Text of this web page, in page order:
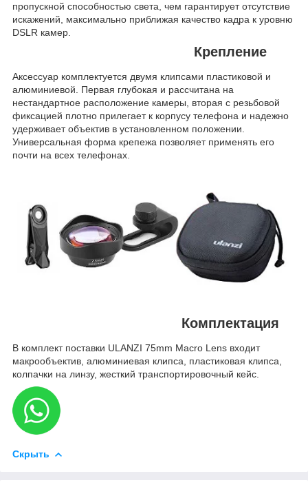
пропускной способностью света, чем гарантирует отсутствие
искажений, максимально приближая качество кадра к уровню
DSLR камер.
Крепление
Аксессуар комплектуется двумя клипсами пластиковой и
алюминиевой. Первая глубокая и рассчитана на
нестандартное расположение камеры, вторая с резьбовой
фиксацией плотно прилегает к корпусу телефона и надежно
удерживает объектив в установленном положении.
Универсальная форма крепежа позволяет применять его
почти на всех телефонах.
Комплектация
В комплект поставки ULANZI 75mm Macro Lens входит
макрообъектив, алюминиевая клипса, пластиковая клипса,
колпачки на линзу, жесткий транспортировочный кейс.
Скрыть